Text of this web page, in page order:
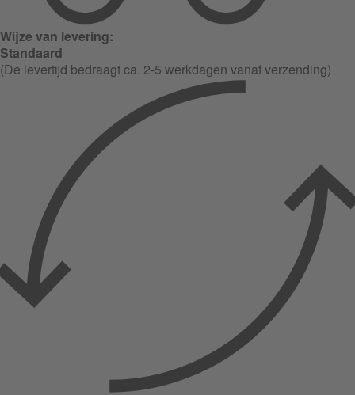
Wijze van levering:
Standaard
(De levertijd bedraagt ca. 2-5 werkdagen vanaf verzending)